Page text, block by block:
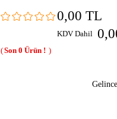
0,00 TL
KDV Dahil
0